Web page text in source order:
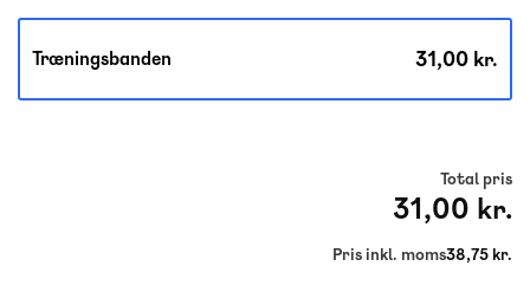
Træningsbanden 31,00 kr.
Total pris
31,00 kr.
Pris inkl. moms38,75 kr.